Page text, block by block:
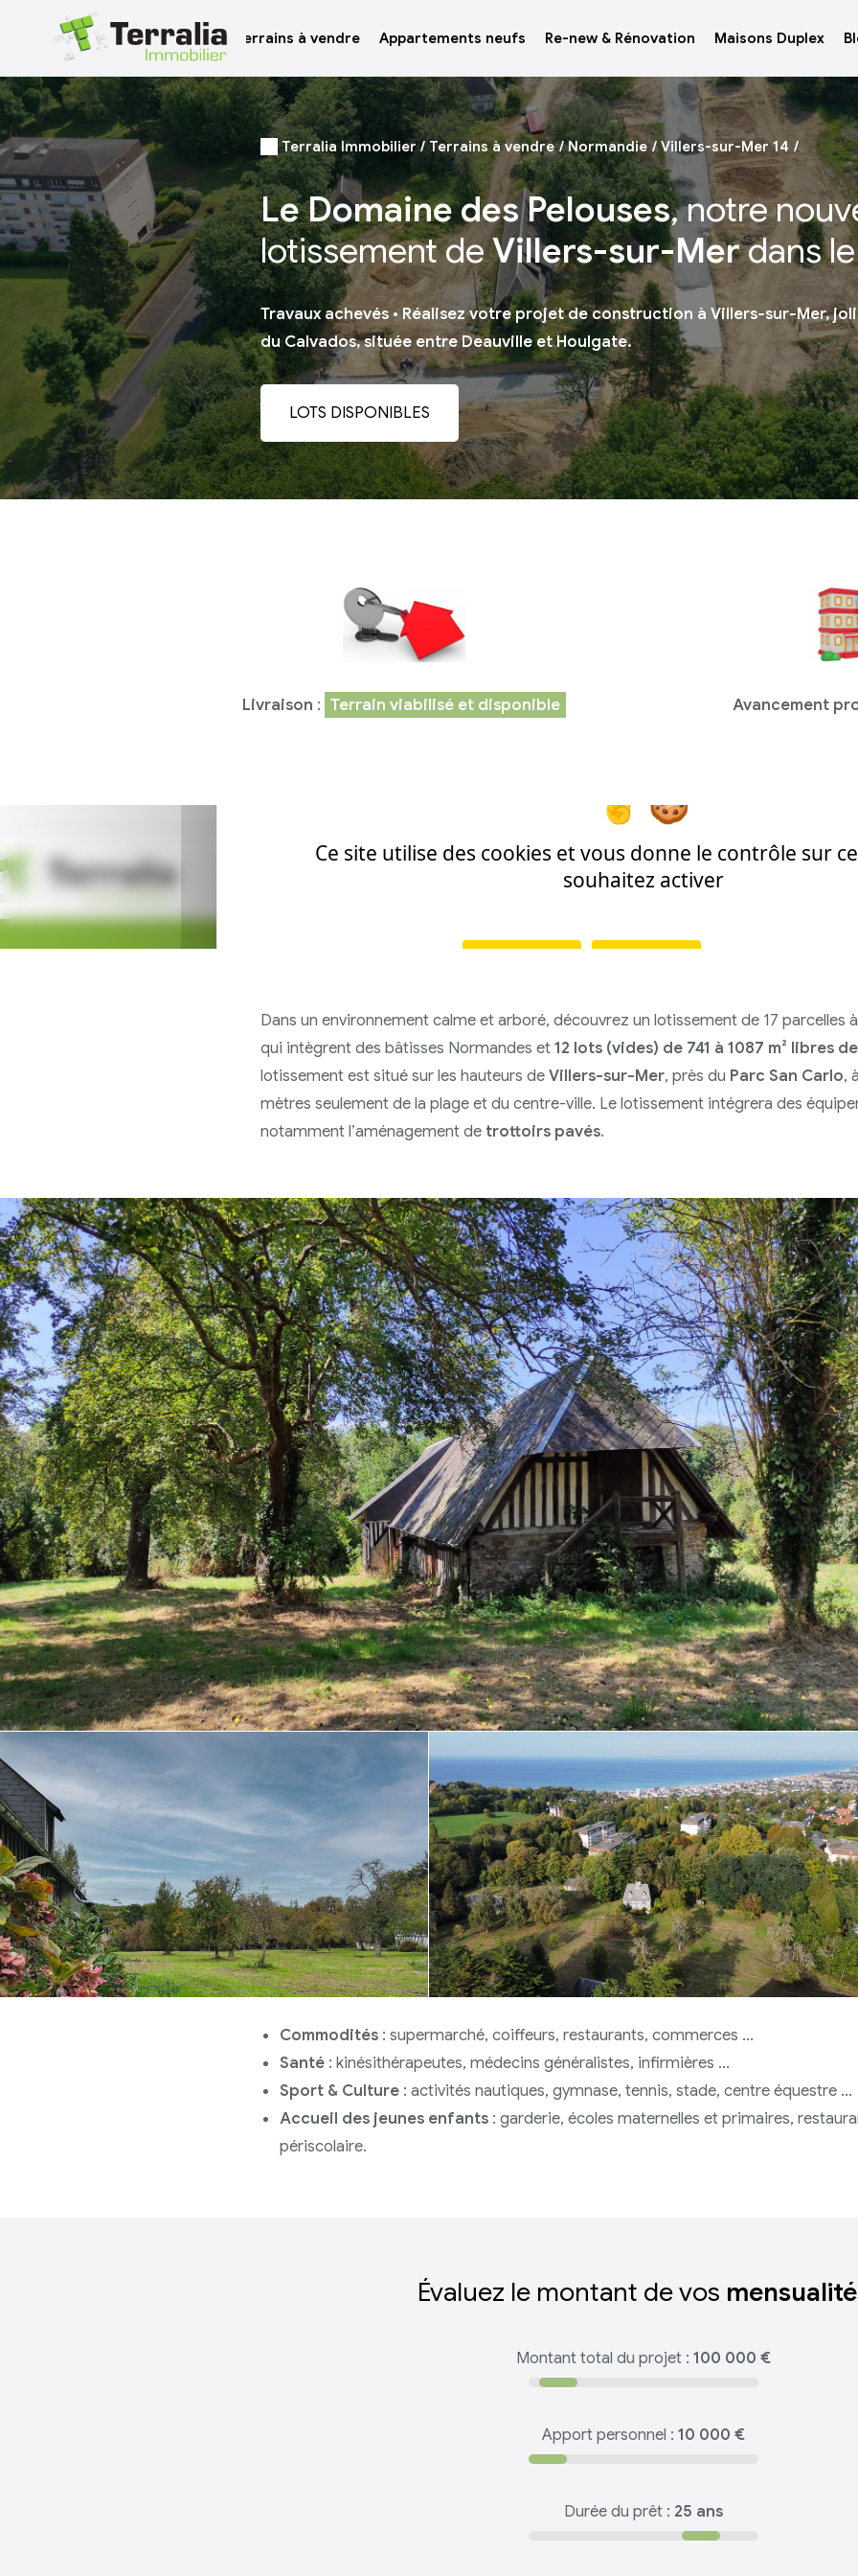
Le Groupe Terrains à vendre Appartements neufs Re-new & Rénovation Maisons Duplex
Terralia Immobilier Terrains à vendre Normandie Villers-sur-Mer 14
Le Domaine des Pelouses, notre
lotissement deVillers-sur-Merdans
Travaux achevés • Réalisez votre projet de construction à Villers-sur-Mer,
du Calvados, située entre Deauville et Houlgate.
LOTS DISPONIBLES
Livraison : Terrain viabilisé et disponible Avancement
Dans un environnement calme et arboré, découvrez un lotissement de 17 parcelles
qui intègrent des bâtisses Normandes et12 lots (vides) de 741 à 1087 m² libres
lotissement est situé sur les hauteurs deVillers-sur-Mer, près du Parc San Carlo,
mètres seulement de la plage et du centre-ville. Le lotissement intégrera des
notamment l’aménagement de trottoirs pavés.
Commodités : supermarché, coiffeurs, restaurants, commerces ...
Santé : kinésithérapeutes, médecins généralistes, infirmières ...
Sport & Culture : activités nautiques, gymnase, tennis, stade, centre équestre ...
Accueil des jeunes enfants : garderie, écoles maternelles et primaires,
périscolaire.
Évaluez le montant de vos
Montant total du projet : 100 000 €
Apport personnel : 10 000 €
Durée du prêt : 25 ans